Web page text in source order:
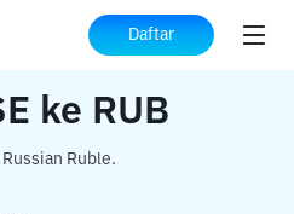
Daftar
USDC_BASE ke RUB
ke RUB
Ruble.